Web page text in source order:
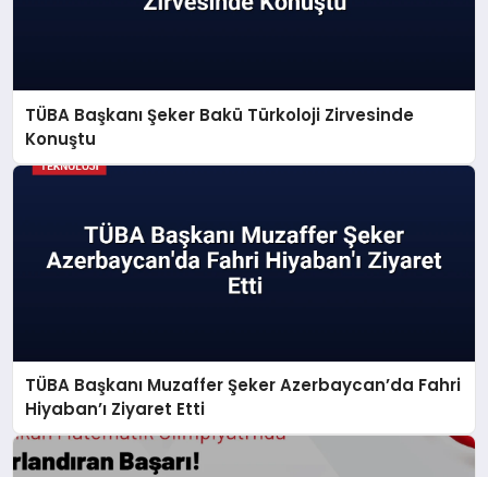
TÜBA Başkanı Şeker Bakü Türkoloji Zirvesinde
Konuştu
TÜBA Başkanı Muzaffer Şeker Azerbaycan’da Fahri
Hiyaban’ı Ziyaret Etti